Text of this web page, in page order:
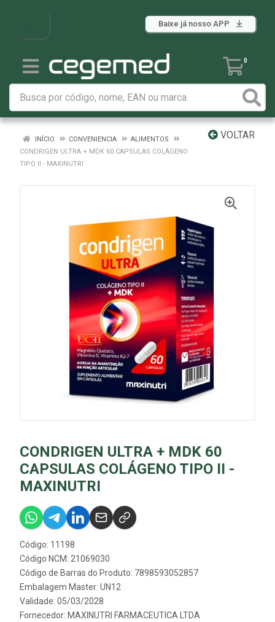
Baixe já nosso APP
0
VOLTAR
INÍCIO CONVENIENCIA
ALIMENTOS
CONDRIGEN ULTRA + MDK 60 CAPSULAS COLÁGENO
TIPO II - MAXINUTRI
CONDRIGEN ULTRA + MDK 60
CAPSULAS COLÁGENO TIPO II -
MAXINUTRI
Código: 11198
Código NCM: 21069030
Código de Barras do Produto: 7898593052857
Embalagem Master: UN12
Validade: 05/03/2028
Fornecedor: MAXINUTRI FARMACEUTICA LTDA